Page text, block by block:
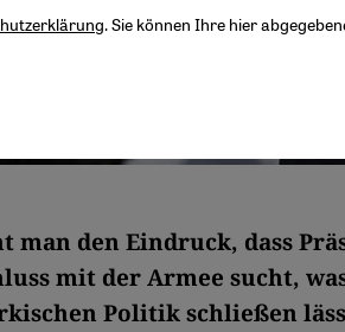
den Eindruck, dass
mit der Armee sucht,
Politik schließen
. Sie können Ihre hier